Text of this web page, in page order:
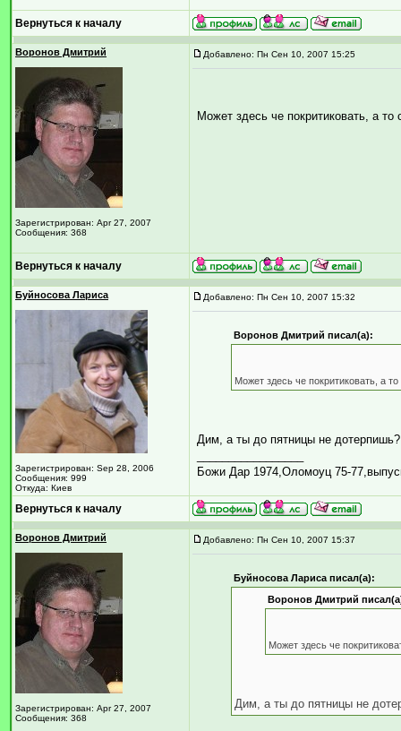
Вернуться к началу
Воронов Дмитрий
Зарегистрирован: Apr 27, 2007
Сообщения: 368
Добавлено: Пн Сен 10, 2007 15:25
Может здесь че покритиковать, а то
Вернуться к началу
Буйносова Лариса
Зарегистрирован: Sep 28, 2006
Сообщения: 999
Откуда: Киев
Добавлено: Пн Сен 10, 2007 15:32
Воронов Дмитрий писал(а):
Может здесь че покритиковать, а
Дим, а ты до пятницы не
Божи Дар 1974,Оломоуц 75-
Вернуться к началу
Воронов Дмитрий
Зарегистрирован: Apr 27, 2007
Сообщения: 368
Добавлено: Пн Сен 10, 2007 15:37
Буйносова Лариса писал(а):
Воронов Дмитрий
Может здесь че
Дим, а ты до пятницы не